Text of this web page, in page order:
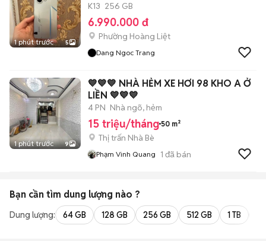
1 phút trước 5
K13 256 GB
6.990.000 đ
Phường Hoàng Liệt
Dang Ngoc Trang
1 phút trước 9
💙💙💙 NHÀ HẺM XE HƠI 98 KHO A Ở
LIỀN 💙💙💙
4 PN Nhà ngõ, hẻm
15 triệu/tháng 50 m²
Thị trấn Nhà Bè
Phạm Vinh Quang 1 đã bán
Bạn cần tìm dung lượng nào ?
Dung lượng: 64 GB 128 GB 256 GB 512 GB 1 TB